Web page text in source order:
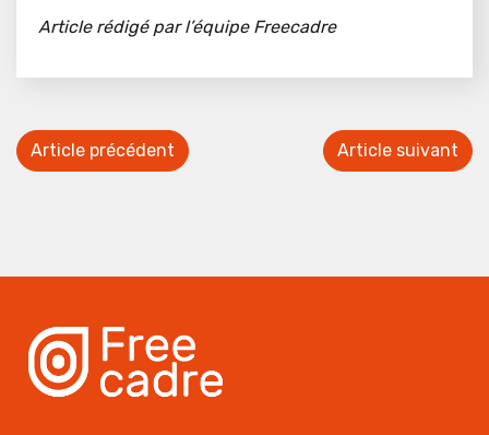
Article rédigé par l’équipe Freecadre
Article précédent Article suivant